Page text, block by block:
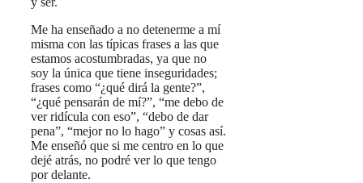
Me ha enseñado a no detenerme a mí
misma con las típicas frases a las que
estamos acostumbradas, ya que no
soy la única que tiene inseguridades;
frases como “¿qué dirá la gente?”,
“¿qué pensarán de mí?”, “me debo de
ver ridícula con eso”, “debo de dar
pena”, “mejor no lo hago” y cosas así.
Me enseñó que si me centro en lo que
dejé atrás, no podré ver lo que tengo
por delante.